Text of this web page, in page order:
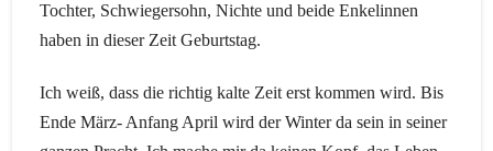
Tochter, Schwiegersohn, Nichte und beide Enkelinnen
haben in dieser Zeit Geburtstag.
Ich weiß, dass die richtig kalte Zeit erst kommen wird. Bis
Ende März- Anfang April wird der Winter da sein in seiner